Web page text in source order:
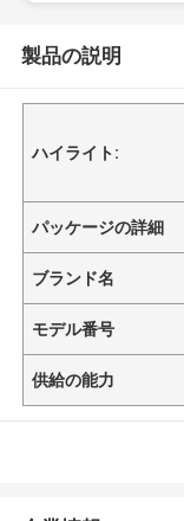
製品の説明
ハイライト:
パッケージの詳細
ブランド名
モデル番号
供給の能力